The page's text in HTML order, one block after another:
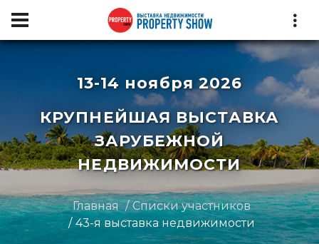
13-14 ноября 2026
КРУПНЕЙШАЯ ВЫСТАВКА
ЗАРУБЕЖНОЙ
НЕДВИЖИМОСТИ
Главная
Списки участников
43-я выставка недвижимости